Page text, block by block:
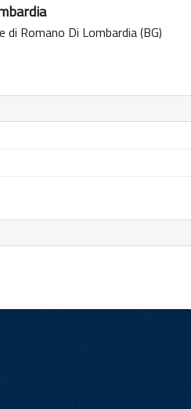
Romano Di Lombardia (BG)